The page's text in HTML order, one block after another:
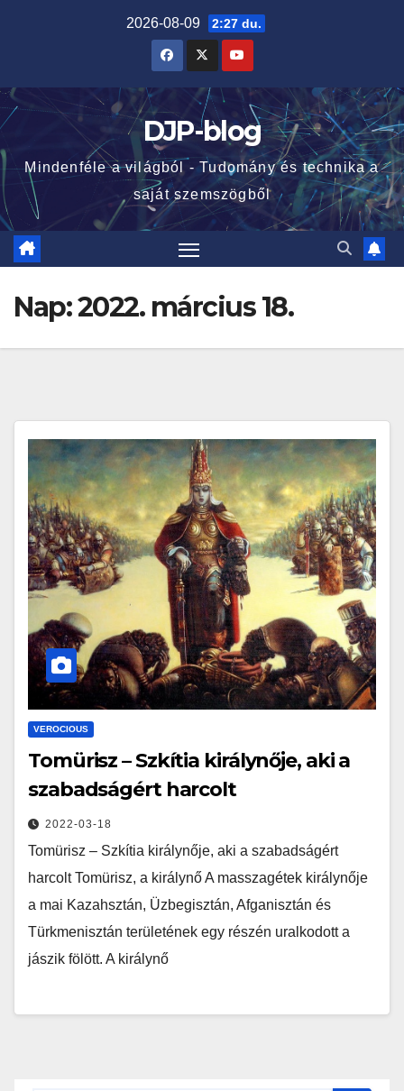
2026-08-09 2:27 du.
DJP-blog
Mindenféle a világból - Tudomány és technika a
saját szemszögből
Nap:2022. március 18.
VEROCIOUS
Tomürisz – Szkítia királynője, aki a
szabadságért harcolt
2022-03-18
Tomürisz – Szkítia királynője, aki a szabadságért
harcolt Tomürisz, a királynő A masszagétek királynője
a mai Kazahsztán, Üzbegisztán, Afganisztán és
Türkmenisztán területének egy részén uralkodott a
jászik fölött. A királynő